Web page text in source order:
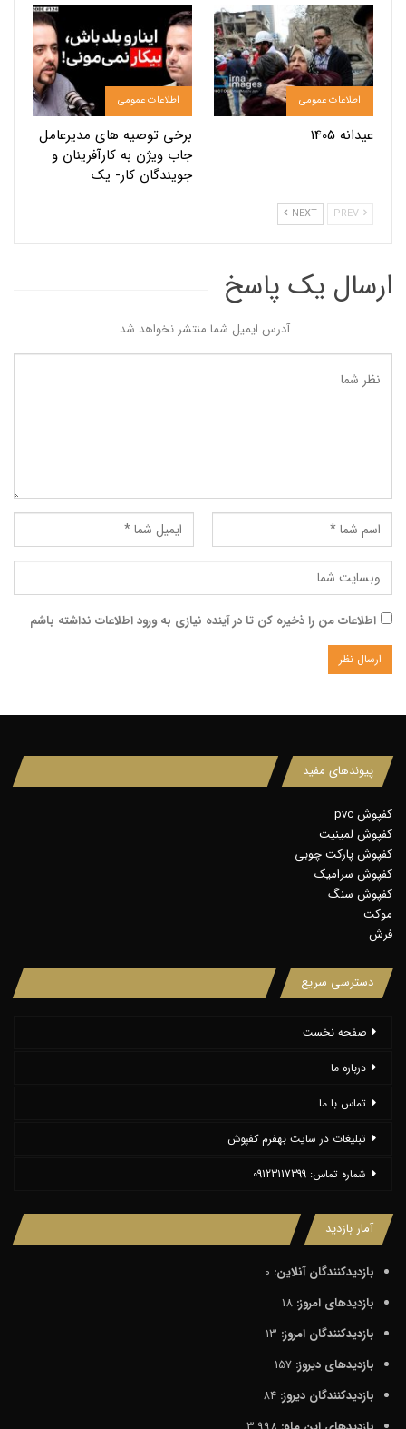
اطلاعات عمومی
عیدانه 1405
اطلاعات عمومی
برخی توصیه های مدیرعامل
جاب ویژن به کارآفرینان و
جویندگان کار- یک
NEXT
ارسال یک پاسخ
آدرس ایمیل شما منتشر نخواهد شد.
اطلاعات من را ذخیره کن تا در آینده نیازی به ورود اطلاعات نداشته باشم
پیوندهای مفید
کفپوش pvc
کفپوش لمینیت
کفپوش پارکت چوبی
کفپوش سرامیک
کفپوش سنگ
موکت
فرش
دسترسی سریع
صفحه نخست
درباره ما
تماس با ما
تبلیغات در سایت بهفرم کفپوش
شماره تماس: 09123117399
آمار بازدید
بازدیدکنندگان آنلاین: 0
بازدیدهای امروز: 18
بازدیدکنندگان امروز: 13
بازدیدهای دیروز: 157
بازدیدکنندگان دیروز: 84